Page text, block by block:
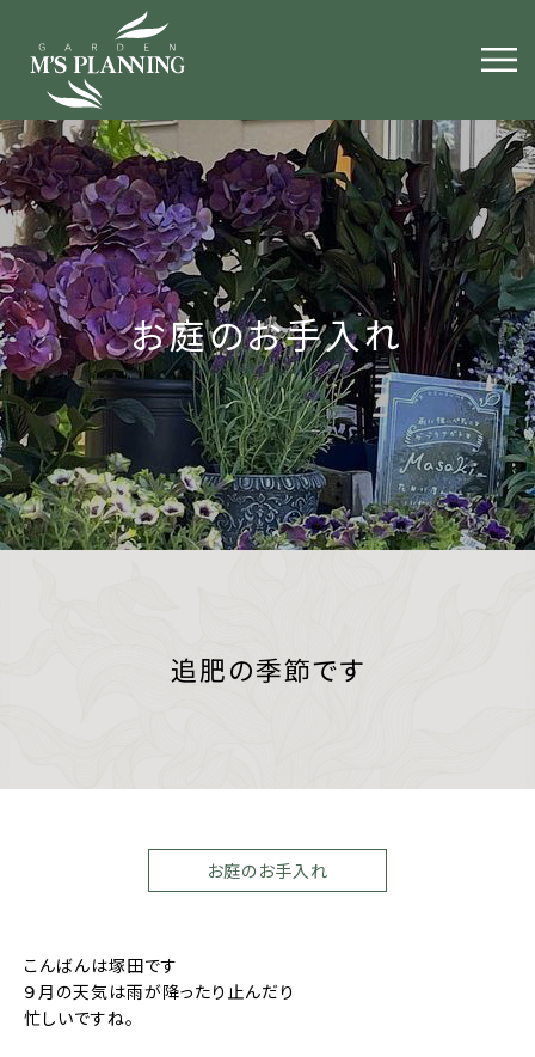
お庭のお手入れ
追肥の季節です
お庭のお手入れ
こんばんは塚田です
９月の天気は雨が降ったり止んだり
忙しいですね。